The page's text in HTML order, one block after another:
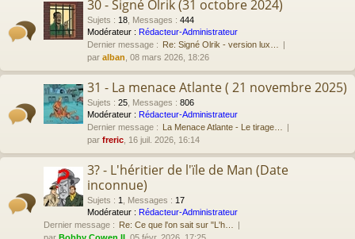
30 - Signé Olrik (31 octobre 2024)
Sujets : 18 Messages : 444
Modérateur : Rédacteur-Administrateur
Dernier message : Re: Signé Olrik - version lux…
par alban , 08 mars 2026, 18:26
31 - La menace Atlante ( 21 novembre 2025)
Sujets : 25 Messages : 806
Modérateur : Rédacteur-Administrateur
Dernier message : La Menace Atlante - Le tirage…
par freric , 16 juil. 2026, 16:14
3? - L'héritier de l'ïle de Man (Date
inconnue)
Sujets : 1 Messages : 17
Modérateur : Rédacteur-Administrateur
Dernier message : Re: Ce que l'on sait sur "L'h…